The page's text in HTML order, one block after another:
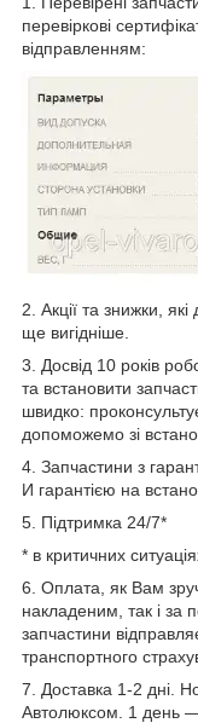
перевіркові
відправленням:
2. Акції та знижки,
ще вигідніше.
3. Досвід 10 років
та встановити
швидко:
допоможемо зі
4. Запчастини з
И гарантією на
5. Підтримка 24/7*
* в критичних
6. Оплата, як Вам
накладеним, так і за
запчастини
транспортного
7. Доставка 1-2 дні.
Автолюксом. 1 день —